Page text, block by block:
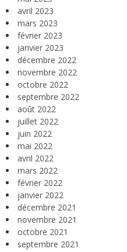
avril 2023
mars 2023
février 2023
janvier 2023
décembre 2022
novembre 2022
octobre 2022
septembre 2022
août 2022
juillet 2022
juin 2022
mai 2022
avril 2022
mars 2022
février 2022
janvier 2022
décembre 2021
novembre 2021
octobre 2021
septembre 2021